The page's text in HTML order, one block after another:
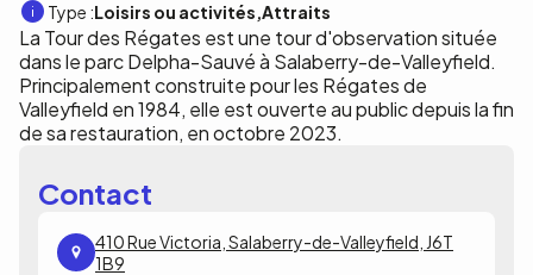
Type :Loisirs ou activités Attraits
La Tour des Régates est une tour d'observation située
dans le parc Delpha-Sauvé à Salaberry-de-Valleyfield.
Principalement construite pour les Régates de
Valleyfield en 1984, elle est ouverte au public depuis la fin
de sa restauration, en octobre 2023.
Contact
410 Rue Victoria, Salaberry-de-Valleyfield, J6T
1B9